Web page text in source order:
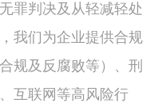
罪判决及从轻减轻处
我们为企业提供合规
规及反腐败等）、刑
互联网等高风险行